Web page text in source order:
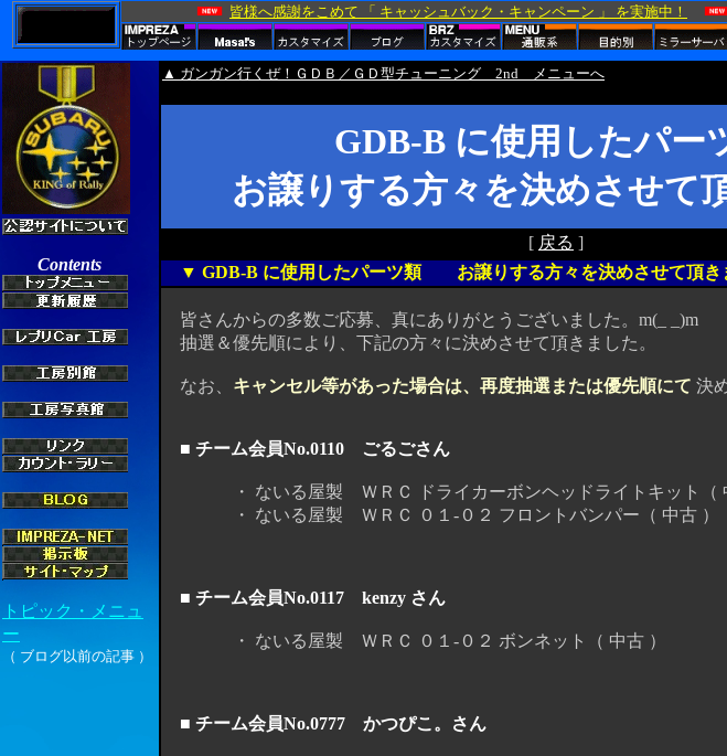
▲ ガンガン行くぜ！ＧＤＢ／ＧＤ型チューニング 2nd メニューへ
GDB-B に使用したパー
お譲りする方々を決めさせて
[ 戻る ]
▼ GDB-B に使用したパーツ類 お譲りする方々を決めさせて頂き
皆さんからの多数ご応募、真にありがとうございました。m(_ _)m
抽選＆優先順により、下記の方々に決めさせて頂きました。
なお、 キャンセル等があった場合は、再度抽選または優先順にて 決
■ チーム会員No.0110 ごるごさん
・ ないる屋製 ＷＲＣ ドライカーボンヘッドライトキット（
・ ないる屋製 ＷＲＣ ０１-０２ フロントバンパー（ 中古 ）
■ チーム会員No.0117 kenzy さん
・ ないる屋製 ＷＲＣ ０１-０２ ボンネット（ 中古 ）
■ チーム会員No.0777 かつぴこ。さん